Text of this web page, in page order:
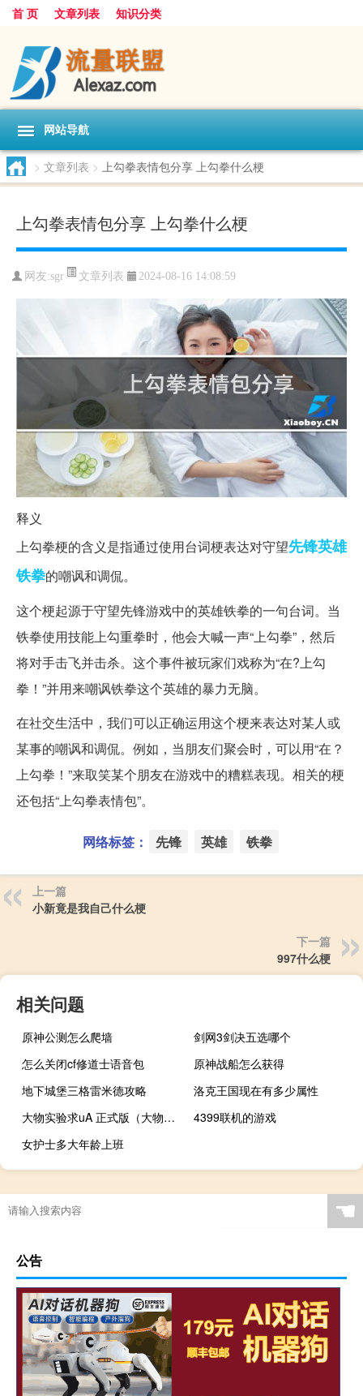
首 页 文章列表 知识分类
网站导航
> 文章列表 > 上勾拳表情包分享 上勾拳什么梗
上勾拳表情包分享 上勾拳什么梗
网友:sgr 文章列表 2024-08-16 14:08:59
释义
上勾拳梗的含义是指通过使用台词梗表达对守望先锋英雄
铁拳的嘲讽和调侃。
这个梗起源于守望先锋游戏中的英雄铁拳的一句台词。当
铁拳使用技能上勾重拳时，他会大喊一声“上勾拳”，然后
将对手击飞并击杀。这个事件被玩家们戏称为“在?上勾
拳！”并用来嘲讽铁拳这个英雄的暴力无脑。
在社交生活中，我们可以正确运用这个梗来表达对某人或
某事的嘲讽和调侃。例如，当朋友们聚会时，可以用“在？
上勾拳！”来取笑某个朋友在游戏中的糟糕表现。相关的梗
还包括“上勾拳表情包”。
网络标签： 先锋 英雄 铁拳
上一篇
小新竟是我自己什么梗
下一篇
997什么梗
相关问题
原神公测怎么爬墙
剑网3剑决五选哪个
怎么关闭cf修道士语音包
原神战船怎么获得
地下城堡三格雷米德攻略
洛克王国现在有多少属性
大物实验求uA 正式版（大物实验求uA 正式版功能简介）
4399联机的游戏
女护士多大年龄上班
☚
公告